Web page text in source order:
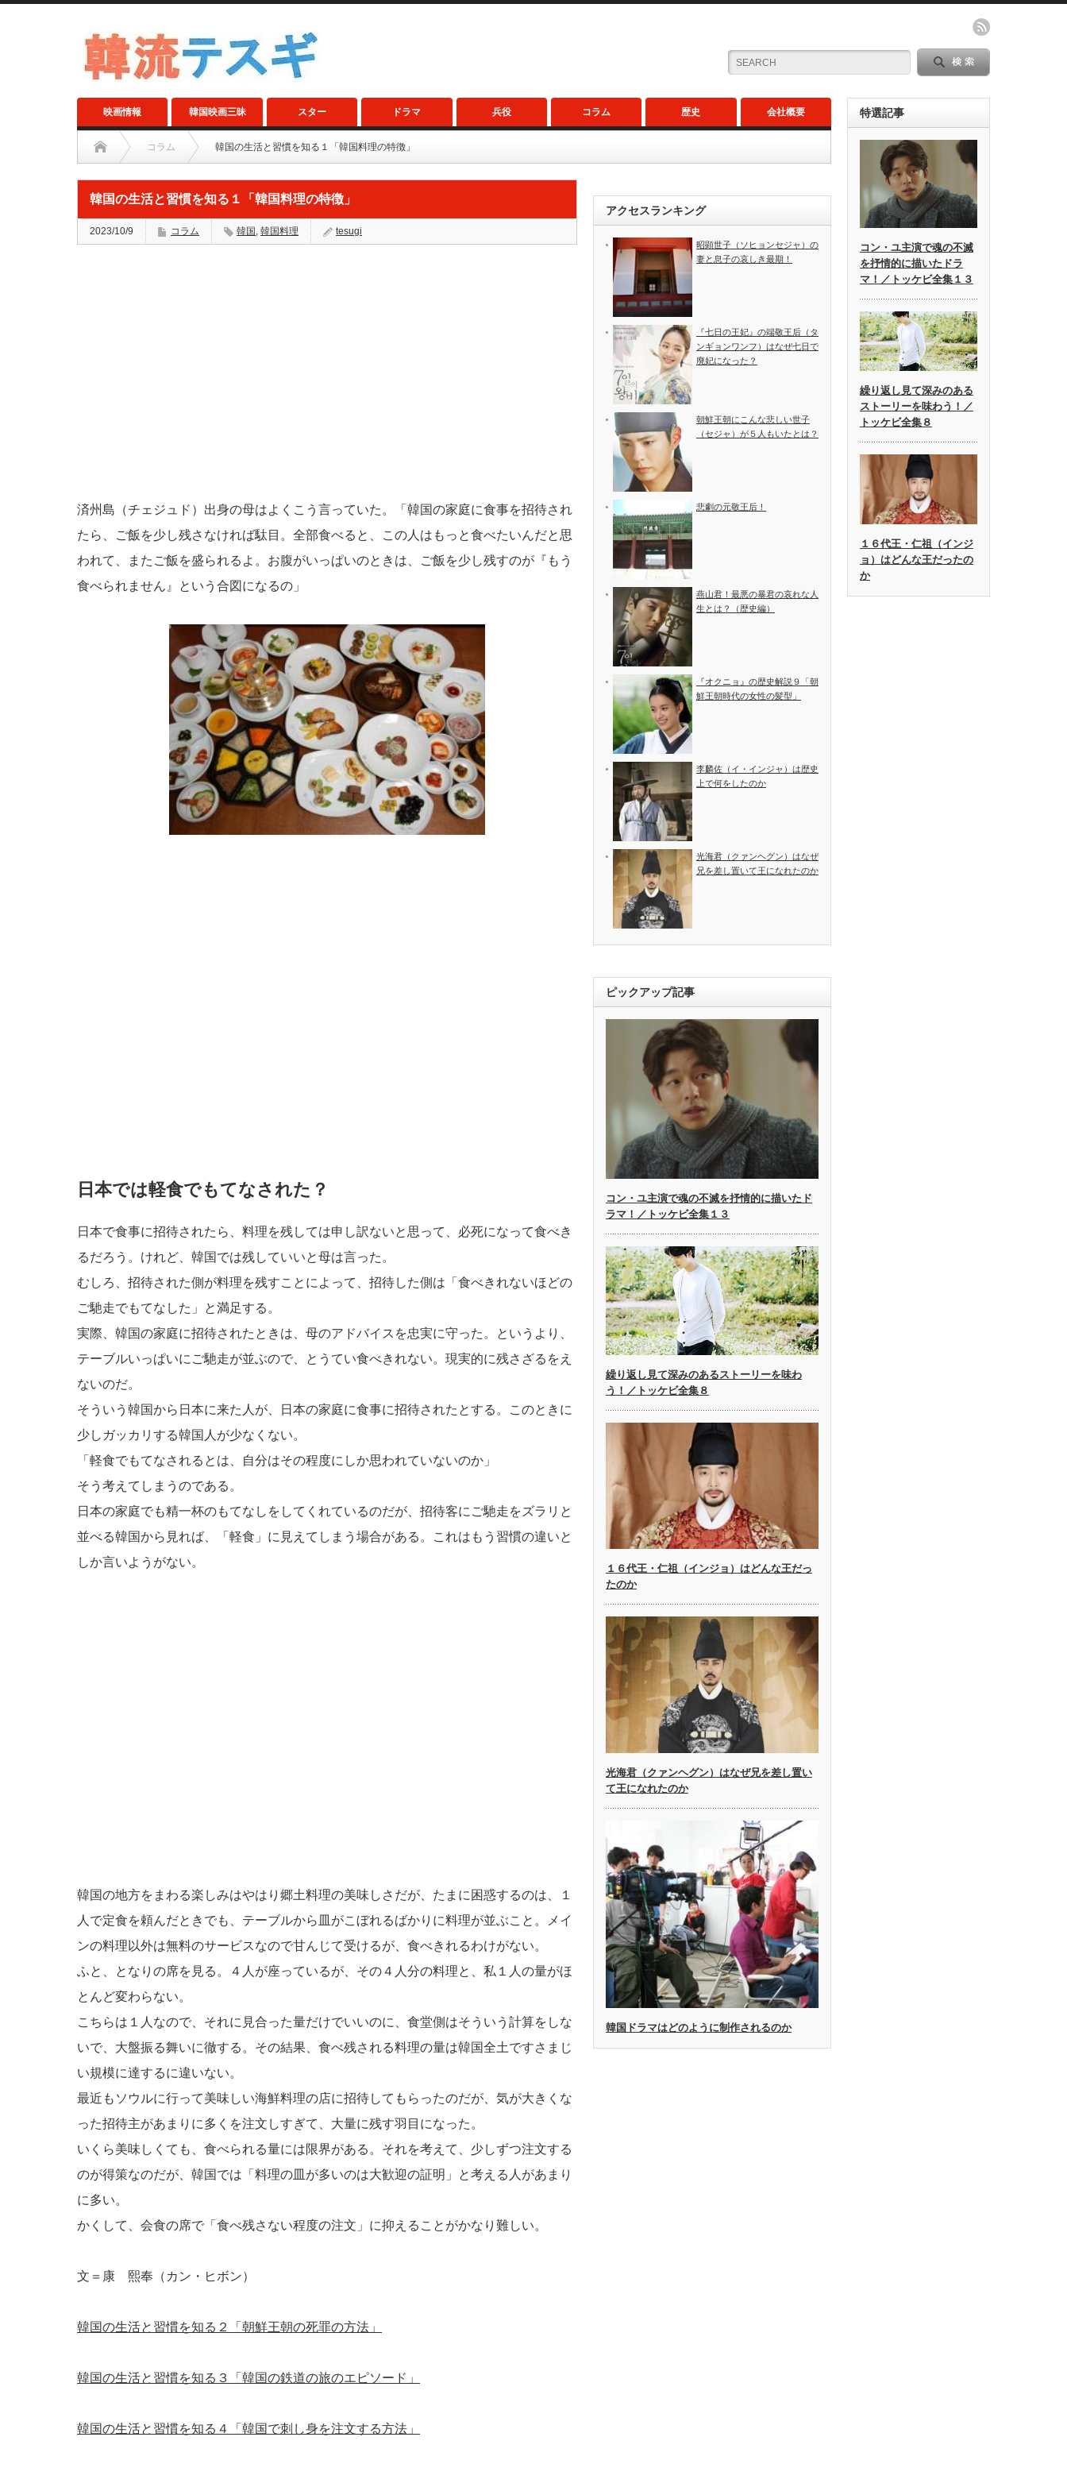
映画情報 韓国映画三昧 スター ドラマ 兵役 コラム 歴史 会社概要
コラム 韓国の生活と習慣を知る１「韓国料理の特徴」
韓国の生活と習慣を知る１「韓国料理の特徴」
2023/10/9 コラム 韓国 , 韓国料理 tesugi
済州島（チェジュド）出身の母はよくこう言っていた。「韓国の家庭に食事を招待され
たら、ご飯を少し残さなければ駄目。全部食べると、この人はもっと食べたいんだと思
われて、またご飯を盛られるよ。お腹がいっぱいのときは、ご飯を少し残すのが『もう
食べられません』という合図になるの」
日本では軽食でもてなされた？
日本で食事に招待されたら、料理を残しては申し訳ないと思って、必死になって食べき
るだろう。けれど、韓国では残していいと母は言った。
むしろ、招待された側が料理を残すことによって、招待した側は「食べきれないほどの
ご馳走でもてなした」と満足する。
実際、韓国の家庭に招待されたときは、母のアドバイスを忠実に守った。というより、
テーブルいっぱいにご馳走が並ぶので、とうてい食べきれない。現実的に残さざるをえ
ないのだ。
そういう韓国から日本に来た人が、日本の家庭に食事に招待されたとする。このときに
少しガッカリする韓国人が少なくない。
「軽食でもてなされるとは、自分はその程度にしか思われていないのか」
そう考えてしまうのである。
日本の家庭でも精一杯のもてなしをしてくれているのだが、招待客にご馳走をズラリと
並べる韓国から見れば、「軽食」に見えてしまう場合がある。これはもう習慣の違いと
しか言いようがない。
韓国の地方をまわる楽しみはやはり郷土料理の美味しさだが、たまに困惑するのは、１
人で定食を頼んだときでも、テーブルから皿がこぼれるばかりに料理が並ぶこと。メイ
ンの料理以外は無料のサービスなので甘んじて受けるが、食べきれるわけがない。
ふと、となりの席を見る。４人が座っているが、その４人分の料理と、私１人の量がほ
とんど変わらない。
こちらは１人なので、それに見合った量だけでいいのに、食堂側はそういう計算をしな
いで、大盤振る舞いに徹する。その結果、食べ残される料理の量は韓国全土ですさまじ
い規模に達するに違いない。
最近もソウルに行って美味しい海鮮料理の店に招待してもらったのだが、気が大きくな
った招待主があまりに多くを注文しすぎて、大量に残す羽目になった。
いくら美味しくても、食べられる量には限界がある。それを考えて、少しずつ注文する
のが得策なのだが、韓国では「料理の皿が多いのは大歓迎の証明」と考える人があまり
に多い。
かくして、会食の席で「食べ残さない程度の注文」に抑えることがかなり難しい。
文＝康 熙奉（カン・ヒボン）
韓国の生活と習慣を知る２「朝鮮王朝の死罪の方法」
韓国の生活と習慣を知る３「韓国の鉄道の旅のエピソード」
韓国の生活と習慣を知る４「韓国で刺し身を注文する方法」
アクセスランキング
昭顕世子（ソヒョンセジャ）の
妻と息子の哀しき最期！
『七日の王妃』の端敬王后（タ
ンギョンワンフ）はなぜ七日で
廃妃になった？
朝鮮王朝にこんな悲しい世子
（セジャ）が５人もいたとは？
悲劇の元敬王后！
燕山君！最悪の暴君の哀れな人
生とは？（歴史編）
『オクニョ』の歴史解説９「朝
鮮王朝時代の女性の髪型」
李麟佐（イ・インジャ）は歴史
上で何をしたのか
光海君（クァンヘグン）はなぜ
兄を差し置いて王になれたのか
ピックアップ記事
コン・ユ主演で魂の不滅を抒情的に描いたド
ラマ！／トッケビ全集１３
繰り返し見て深みのあるストーリーを味わ
う！／トッケビ全集８
１６代王・仁祖（インジョ）はどんな王だっ
たのか
光海君（クァンヘグン）はなぜ兄を差し置い
て王になれたのか
韓国ドラマはどのように制作されるのか
特選記事
コン・ユ主演で魂の不滅
を抒情的に描いたドラ
マ！／トッケビ全集１３
繰り返し見て深みのある
ストーリーを味わう！／
トッケビ全集８
１６代王・仁祖（インジ
ョ）はどんな王だったの
か